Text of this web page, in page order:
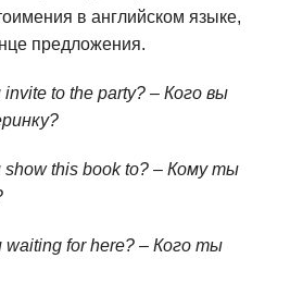
в английском языке,
предложения.
to the party? – Кого вы
show this book to? – Кому ты
waiting for here? – Кого ты